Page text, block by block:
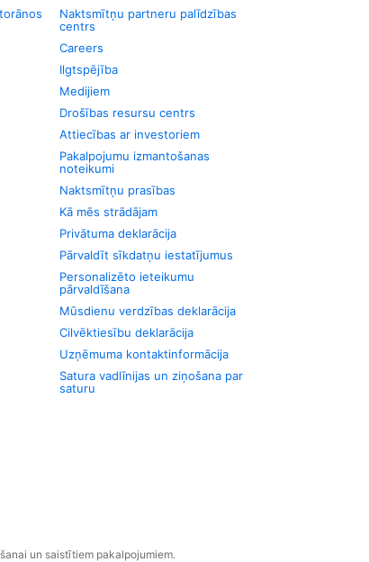
Naktsmītņu partneru palīdzības
centrs
Careers
Ilgtspējība
Medijiem
Drošības resursu centrs
Attiecības ar investoriem
Pakalpojumu izmantošanas
noteikumi
Naktsmītņu prasības
Kā mēs strādājam
Privātuma deklarācija
Pārvaldīt sīkdatņu iestatījumus
Personalizēto ieteikumu
pārvaldīšana
Mūsdienu verdzības deklarācija
Cilvēktiesību deklarācija
Uzņēmuma kontaktinformācija
Satura vadlīnijas un ziņošana par
saturu
un saistītiem pakalpojumiem.